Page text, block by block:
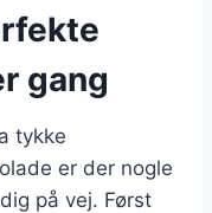
gang
tykke
er der nogle
på vej. Først